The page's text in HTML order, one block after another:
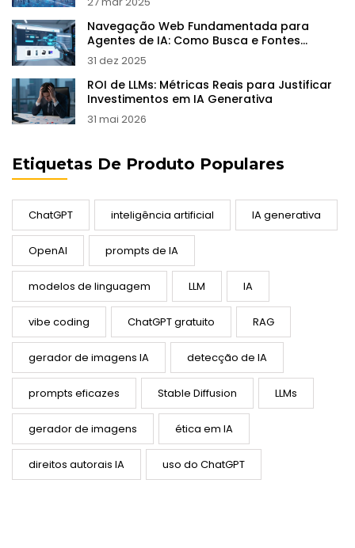
Navegação Web Fundamentada para
Agentes de IA: Como Busca e Fontes
Melhoram a Precisão
31 dez 2025
ROI de LLMs: Métricas Reais para Justificar
Investimentos em IA Generativa
31 mai 2026
Etiquetas De Produto Populares
ChatGPT inteligência artificial IA generativa
OpenAI prompts de IA
modelos de linguagem LLM IA
vibe coding ChatGPT gratuito RAG
gerador de imagens IA detecção de IA
prompts eficazes Stable Diffusion LLMs
gerador de imagens ética em IA
direitos autorais IA uso do ChatGPT